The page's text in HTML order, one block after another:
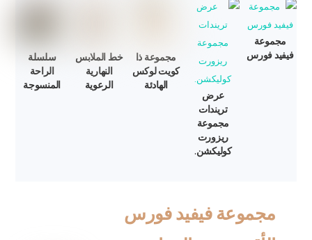
مجموعة
فيفيد فورس
عرض
تريندات
مجموعة
ريزورت
كوليكشن.
مجموعة ذا
كويت لوكس
الهادئة
خط الملابس
النهارية
الرعوية
سلسلة
الراحة
المنسوجة
مجموعة فيفيد فورس